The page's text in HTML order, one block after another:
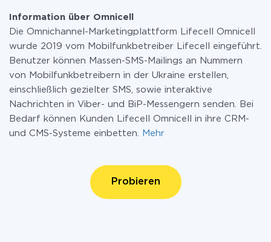
Information über Omnicell
Die Omnichannel-Marketingplattform Lifecell Omnicell
wurde 2019 vom Mobilfunkbetreiber Lifecell eingeführt.
Benutzer können Massen-SMS-Mailings an Nummern
von Mobilfunkbetreibern in der Ukraine erstellen,
einschließlich gezielter SMS, sowie interaktive
Nachrichten in Viber- und BiP-Messengern senden. Bei
Bedarf können Kunden Lifecell Omnicell in ihre CRM-
und CMS-Systeme einbetten.
Mehr
Probieren